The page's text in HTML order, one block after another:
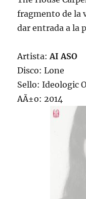
fragmento de la
dar entrada a la
Artista:AI ASO
Disco: Lone
Sello: Ideologic
AÃ±o: 2014